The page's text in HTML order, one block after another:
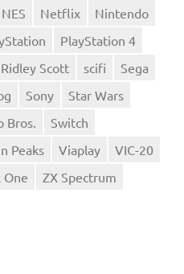
NES Netflix
Nintendo
PlayStation 4
Ridley Scott scifi
Sega
Sony
Star Wars
Bros.
Switch
Peaks Viaplay
VIC-20
One ZX Spectrum